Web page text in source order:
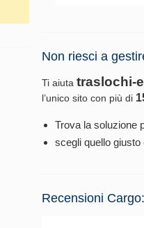
Non riesci a
Ti aiuta traslochi-
l’unico sito con più di
Trova la soluzione
scegli quello giusto
Recensioni Cargo: